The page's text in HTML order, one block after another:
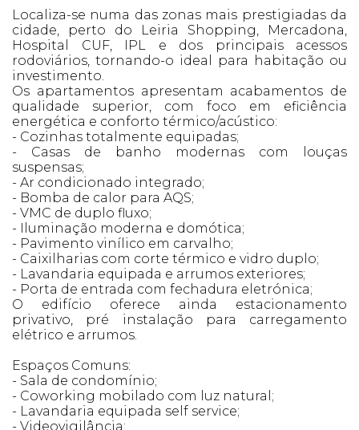
Localiza-se numa das zonas mais prestigiadas da
cidade, perto do Leiria Shopping, Mercadona,
Hospital CUF, IPL e dos principais acessos
rodoviários, tornando-o ideal para habitação ou
investimento.
Os apartamentos apresentam acabamentos de
qualidade superior, com foco em eficiência
energética e conforto térmico/acústico:
- Cozinhas totalmente equipadas;
- Casas de banho modernas com louças
suspensas;
- Ar condicionado integrado;
- Bomba de calor para AQS;
- VMC de duplo fluxo;
- Iluminação moderna e domótica;
- Pavimento vinílico em carvalho;
- Caixilharias com corte térmico e vidro duplo;
- Lavandaria equipada e arrumos exteriores;
- Porta de entrada com fechadura eletrónica;
O edifício oferece ainda estacionamento
privativo, pré instalação para carregamento
elétrico e arrumos.
Espaços Comuns:
- Sala de condomínio;
- Coworking mobilado com luz natural;
- Lavandaria equipada self service;
- Videovigilância;